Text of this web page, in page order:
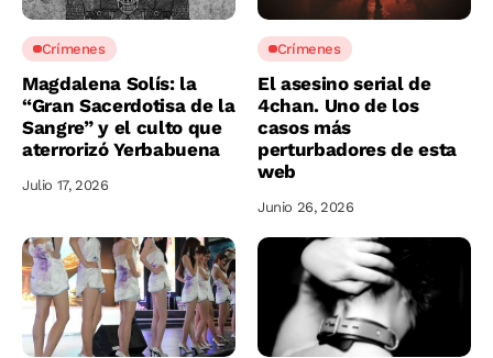
Crímenes
Magdalena Solís: la
“Gran Sacerdotisa de la
Sangre” y el culto que
aterrorizó Yerbabuena
Julio 17, 2026
Crímenes
El asesino serial de
4chan. Uno de los
casos más
perturbadores de esta
web
Junio 26, 2026